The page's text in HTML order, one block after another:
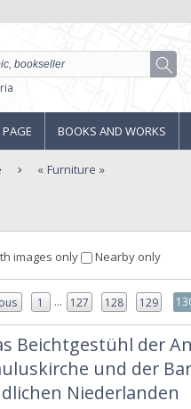
BOOKS AND WORKS
Furniture
images only Nearby only
1 ... 127 128 129
Beichtgestühl der
und der
Niederlanden‎